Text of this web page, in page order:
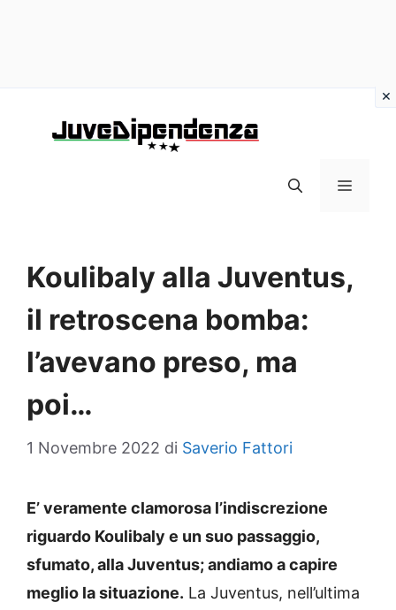
MENU
Koulibaly alla Juventus,
il retroscena bomba:
l’avevano preso, ma
poi…
1 Novembre 2022 di Saverio Fattori
E’ veramente clamorosa l’indiscrezione
riguardo Koulibaly e un suo passaggio,
sfumato, alla Juventus; andiamo a capire
meglio la situazione. La Juventus, nell’ultima